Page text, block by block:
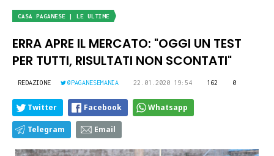
CASA PAGANESE | LE ULTIME
ERRA APRE IL MERCATO: "OGGI UN TEST
PER TUTTI, RISULTATI NON SCONTATI"
REDAZIONE @PAGANESEMANIA 22.01.2020 19:54 162 0
Twitter Facebook Whatsapp
Telegram Email